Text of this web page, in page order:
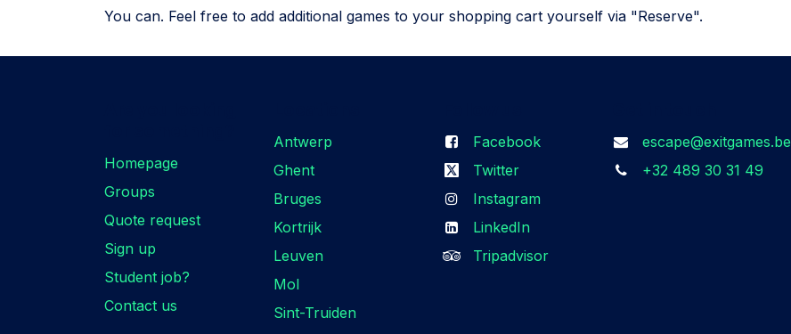
You can. Feel free to add additional games to your shopping cart yourself via "Reserve".
Homepage
Groups
Quote request
Sign up
Student job?
Contact us
Antwerp
Ghent
Bruges
Kortrijk
Leuven
Mol
Sint-Truiden
Facebook
Twitter
Instagram
LinkedIn
Tripadvisor
escape@exitgames.be
+32 489 30 31 49